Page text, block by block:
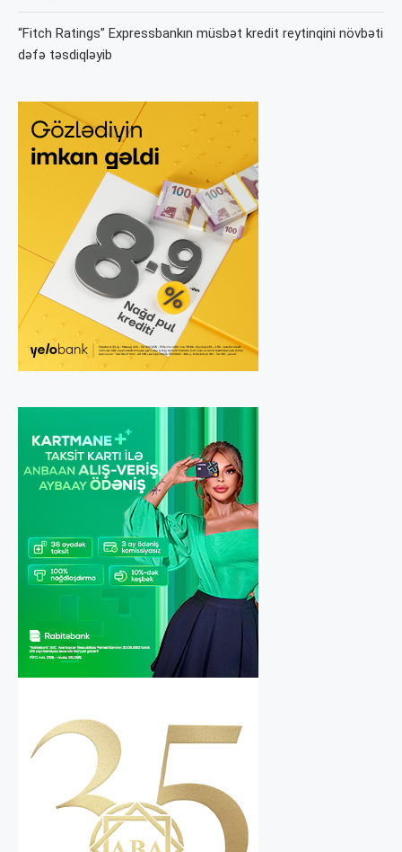
“Fitch Ratings” Expressbankın müsbət kredit reytinqini növbəti
dəfə təsdiqləyib